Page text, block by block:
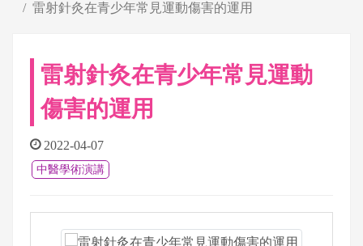
雷射針灸在青少年常見運動傷害的運用
雷射針灸在青少年常見運動
傷害的運用
2022-04-07
中醫學術演講